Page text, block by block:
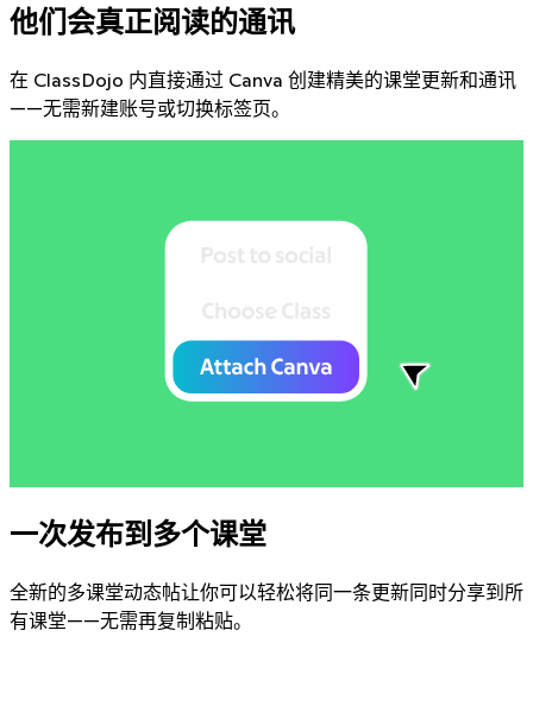
他们会真正阅读的通讯
在 ClassDojo 内直接通过 Canva 创建精美的课堂更新和通讯
——无需新建账号或切换标签页。
一次发布到多个课堂
全新的多课堂动态帖让你可以轻松将同一条更新同时分享到所
有课堂——无需再复制粘贴。